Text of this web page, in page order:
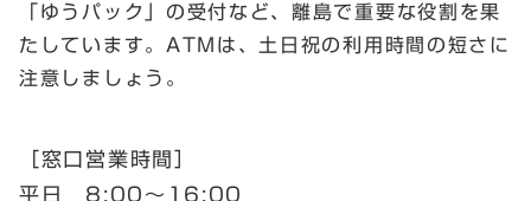
「ゆうパック」の受付など、離島で重要な役割を果
たしています。ATMは、土日祝の利用時間の短さに
注意しましょう。
［窓口営業時間］
平日 8:00〜16:00